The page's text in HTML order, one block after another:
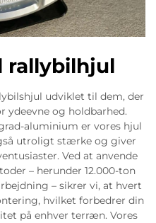
rallybilhjul
udviklet til dem, der
ydeevne og holdbarhed.
aluminium er vores hjul
utroligt stærke og giver
Ved at anvende
– herunder 12.000-ton
– sikrer vi, at hvert
hvilket forbedrer din
på enhver terræn. Vores